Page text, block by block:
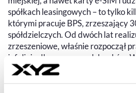
spółkach leasingowych – to tylko
którymi pracuje BPS, zrzeszający
spółdzielczych. Od dwóch lat
zrzeszeniowe, właśnie rozpoczął
infolinią dla zrzeszonych banków.
mają pozwolić bankom skupić się